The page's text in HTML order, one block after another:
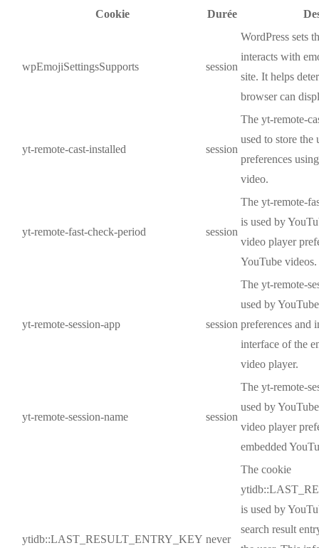
Cookie
Durée
wpEmojiSettingsSupports session
WordPress sets
interacts with
site. It helps
browser can
yt-remote-cast-installed session
The yt-remote-
used to store the
preferences
video.
yt-remote-fast-check-period session
The yt-remote-
is used by
video player
YouTube videos.
yt-remote-session-app session
The yt-remote-
used by
preferences and
interface of the
video player.
yt-remote-session-name session
The yt-remote-
used by
video player
embedded
ytidb::LAST_RESULT_ENTRY_KEY never
The cookie
is used by
search result